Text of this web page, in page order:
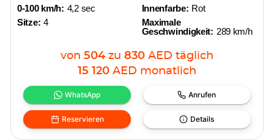
0-100 km/h: 4,2 sec
Sitze: 4
Innenfarbe: Rot
Maximale
Geschwindigkeit: 289 km/h
von 504 zu 830 AED täglich
15 120 AED monatlich
WhatsApp Anrufen
Reservieren Details